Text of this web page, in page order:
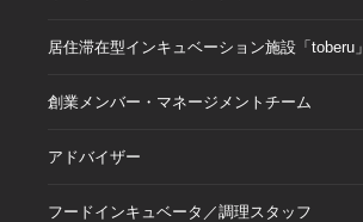
居住滞在型インキュベーション施設「toberu」
創業メンバー・マネージメントチーム
アドバイザー
フードインキュベータ／調理スタッフ